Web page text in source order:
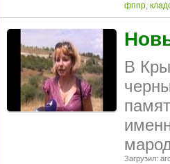
фппр,
В
Загрузил: